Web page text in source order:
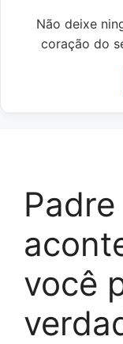
Não deixe
coração do
você